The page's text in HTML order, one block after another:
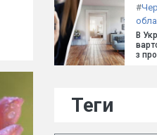
#
В
з
Теги